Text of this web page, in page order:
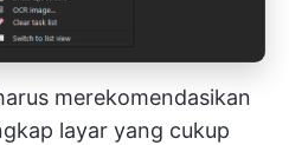
merekomendasikan
layar yang cukup